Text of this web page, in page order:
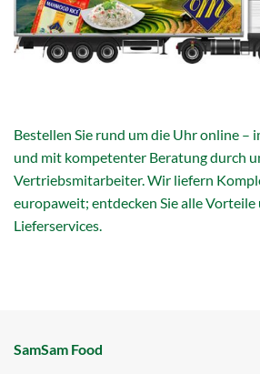
Bestellen Sie rund um die Uhr online –
und mit kompetenter Beratung durch
Vertriebsmitarbeiter. Wir liefern
europaweit; entdecken Sie alle Vorteile
Lieferservices.
SamSam Food